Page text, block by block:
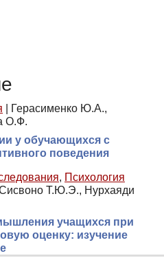
Герасименко Ю.А.,
О.Ф.
у обучающихся с
поведения
, Психология
Т.Ю.Э., Нурхаяди
учащихся при
оценку: изучение